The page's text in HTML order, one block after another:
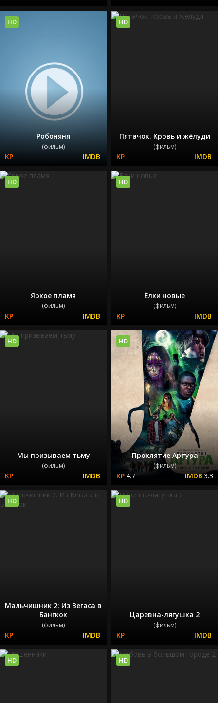
Робоняня
(фильм)
HD
Пятачок. Кровь и жёлуди
(фильм)
HD
Яркое пламя
(фильм)
HD
Ёлки новые
(фильм)
HD
Мы призываем тьму
(фильм)
HD
Проклятие Артура
(фильм)
4.7 3.3
HD
Мальчишник 2: Из Вегаса в
Бангкок
(фильм)
HD
Царевна-лягушка 2
(фильм)
HD
HD HD